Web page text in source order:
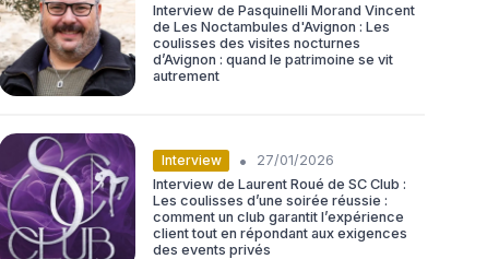
Interview de Pasquinelli Morand Vincent
de Les Noctambules d'Avignon : Les
coulisses des visites nocturnes
d’Avignon : quand le patrimoine se vit
autrement
Interview •
27/01/2026
Interview de Laurent Roué de SC Club :
Les coulisses d’une soirée réussie :
comment un club garantit l’expérience
client tout en répondant aux exigences
des events privés